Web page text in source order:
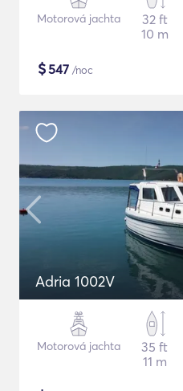
Motorová jachta
32 ft
10 m
$547 /noc
Adria 1002V
Motorová jachta
35 ft
11 m